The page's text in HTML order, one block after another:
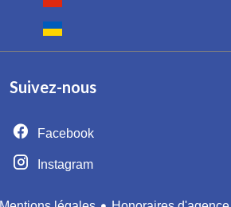
Suivez-nous
Facebook
Instagram